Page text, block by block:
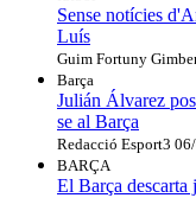
Sense notícies
Luís
Guim Fortuny
Barça
Julián Álvarez
se al Barça
Redacció Esport3
BARÇA
El Barça descarta